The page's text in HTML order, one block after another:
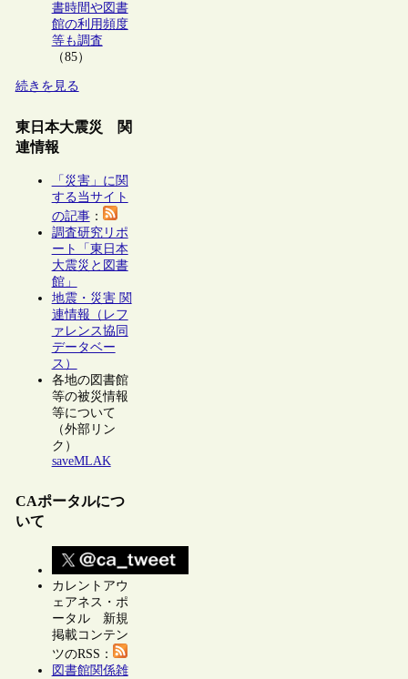
書時間や図書
館の利用頻度
等も調査
（85）
続きを見る
東日本大震災 関
連情報
「災害」に関
する当サイト
の記事：
調査研究リポ
ート「東日本
大震災と図書
館」
地震・災害 関
連情報（レフ
ァレンス協同
データベー
ス）
各地の図書館
等の被災情報
等について
（外部リン
ク）
saveMLAK
CAポータルにつ
いて
カレントアウ
ェアネス・ポ
ータル 新規
掲載コンテン
ツのRSS：
図書館関係雑